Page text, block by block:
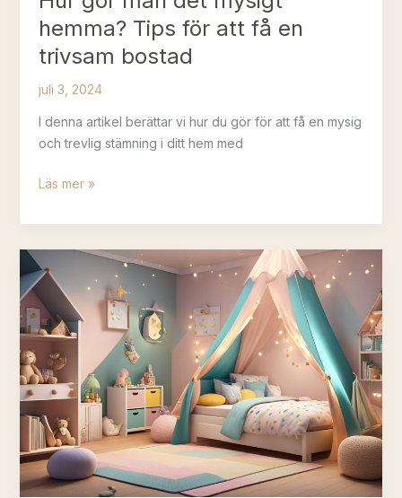
hemma? Tips för att få en
trivsam bostad
juli 3, 2024
I denna artikel berättar vi hur du gör för att få en mysig
och trevlig stämning i ditt hem med
Hur
man
det
mysigt
hemma?
Tips
för
att
få
en
trivsam
bostad
Läs mer »